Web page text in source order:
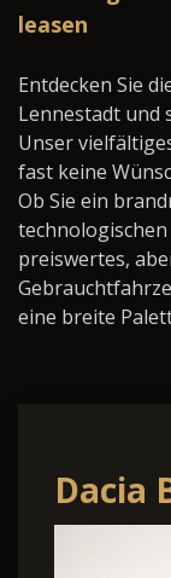
leasen
Entdecken Sie
Lennestadt und
Unser
fast keine
Ob Sie ein
preiswertes,
eine breite
Dacia
Hybrid